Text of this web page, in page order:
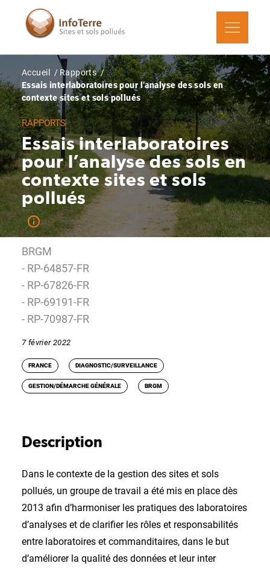
contenu
Fil
d'Ariane
Accueil
Rapports
Essais interlaboratoires pour l’analyse des sols en
contexte sites et sols pollués
RAPPORTS
Essais interlaboratoires
pour l’analyse des sols en
contexte sites et sols
pollués
BRGM
- RP-64857-FR
- RP-67826-FR
- RP-69191-FR
- RP-70987-FR
7 février 2022
FRANCE DIAGNOSTIC/SURVEILLANCE
GESTION/DÉMARCHE GÉNÉRALE BRGM
Description
Dans le contexte de la gestion des sites et sols
pollués, un groupe de travail a été mis en place dès
2013 afin d’harmoniser les pratiques des laboratoires
d’analyses et de clarifier les rôles et responsabilités
entre laboratoires et commanditaires, dans le but
d’améliorer la qualité des données et leur inter